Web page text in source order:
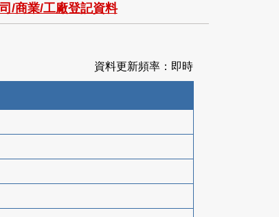
/商業/工廠登記資料
資料更新頻率：即時